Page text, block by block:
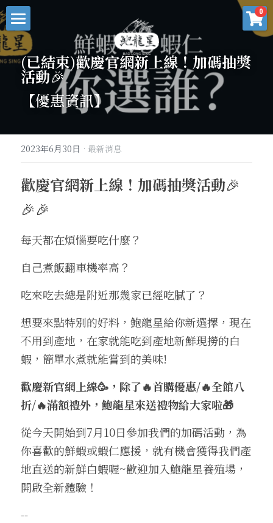
0
最新消息
關於我們
關於鮑龍星
料理食譜
水產知識教室
水產養殖誌
客戶服務
常見問題
聯繫我們
商業採購
異業合作
登錄/註冊
搜索
(已結束)歡慶官網新上線！加碼抽獎
活動🎉
【優惠資訊】
2023年6月30日 · 最新消息
歡慶官網新上線！加碼抽獎活動🎉
🎉🎉
每天都在煩惱要吃什麼？
自己煮飯翻車機率高？
吃來吃去總是附近那幾家已經吃膩了 ？
想要來點特別的好料，鮑龍星給你新選擇，現在
不用到產地，在家就能吃到產地新鮮現撈的白
蝦，簡單水煮就能嘗到的美味!
歡慶新官網上線🥳，除了🔥首購優惠/🔥全館八
折/🔥滿額禮外，鮑龍星來送禮物給大家啦🎁
從今天開始到7月10日參加我們的加碼活動，為
你喜歡的鮮蝦或蝦仁應援，就有機會獲得我們產
地直送的新鮮白蝦喔~歡迎加入鮑龍星養殖場，
開啟全新體驗！
--
×
商品分類
所有商品分類